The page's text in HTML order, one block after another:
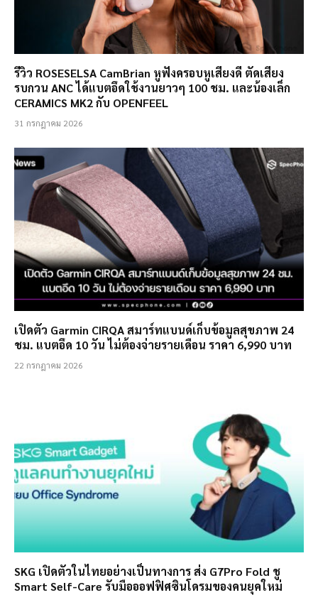
รีวิว ROSESELSA CamBrian หูฟังครอบหูเสียงดี ตัดเสียง
รบกวน ANC ได้แบตอึดใช้งานยาวๆ 100 ชม. และน้องเล็ก
CERAMICS MK2 กับ OPENFEEL
31 กรกฎาคม 2026
เปิดตัว Garmin CIRQA สมาร์ทแบนด์เก็บข้อมูลสุขภาพ 24
ชม. แบตอึด 10 วัน ไม่ต้องจ่ายรายเดือน ราคา 6,990 บาท
22 กรกฎาคม 2026
SKG เปิดตัวในไทยอย่างเป็นทางการ ส่ง G7Pro Fold ชู
Smart Self-Care รับมือออฟฟิศซินโดรมของคนยุคใหม่